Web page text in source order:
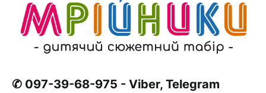
✆ 097-39-68-975 - Viber, Telegram